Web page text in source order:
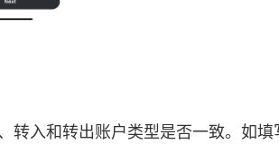
转入和转出账户类型是否一致。如填